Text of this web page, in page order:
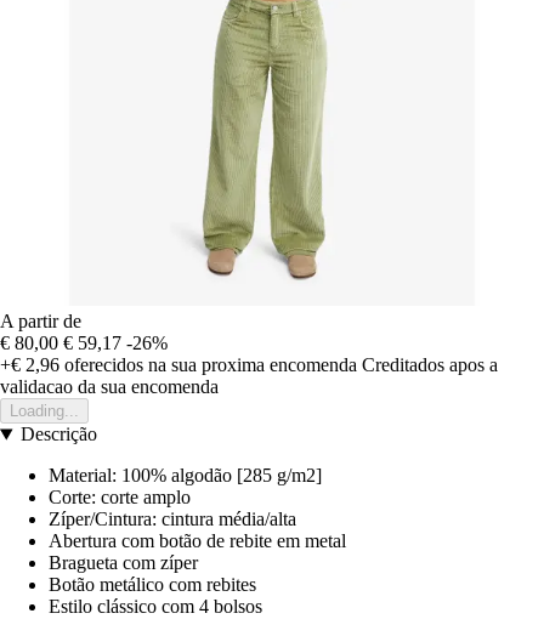
A partir de
€ 80,00 € 59,17 -26%
+€ 2,96 oferecidos na sua proxima encomenda Creditados apos a
validacao da sua encomenda
Loading...
Descrição
Material: 100% algodão [285 g/m2]
Corte: corte amplo
Zíper/Cintura: cintura média/alta
Abertura com botão de rebite em metal
Bragueta com zíper
Botão metálico com rebites
Estilo clássico com 4 bolsos